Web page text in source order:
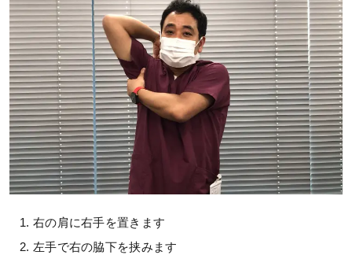
右の肩に右手を置きます
左手で右の脇下を挟みます